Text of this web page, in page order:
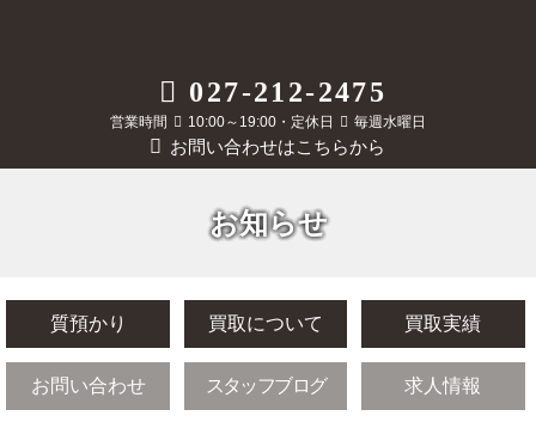
質屋かんてい局
前橋店
027-212-2475
営業時間 10:00～19:00・定休日 毎週水曜日
お問い合わせはこちらから
お知らせ
質預かり 買取について 買取実績
お問い合わせ スタッフブログ 求人情報